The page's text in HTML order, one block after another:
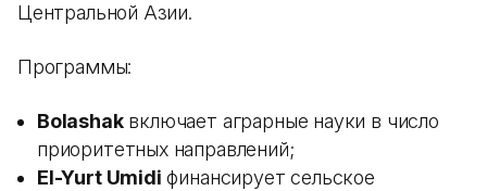
Центральной Азии.
Программы:
Bolashakвключает аграрные науки в число
приоритетных направлений;
El-Yurt Umidi финансирует сельское